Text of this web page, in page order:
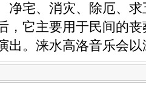
净宅、消灾、除厄、
，它主要用于民间的
出。涞水高洛音乐会